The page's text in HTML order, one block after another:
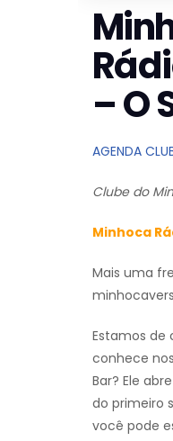
– O
AGENDA
Clube do
Minhoca
Mais uma
Estamos de
conhece
Bar? Ele
do primeiro
você pode